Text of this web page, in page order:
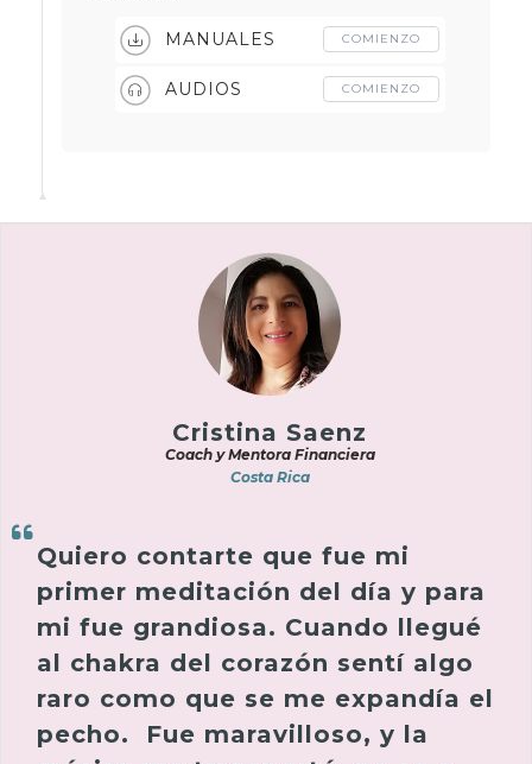
MANUALES COMIENZO
AUDIOS COMIENZO
Cristina Saenz
Coach y Mentora Financiera
Costa Rica
Quiero contarte que fue mi
primer meditación del día y para
mi fue grandiosa. Cuando llegué
al chakra del corazón sentí algo
raro como que se me expandía el
pecho. Fue maravilloso, y la